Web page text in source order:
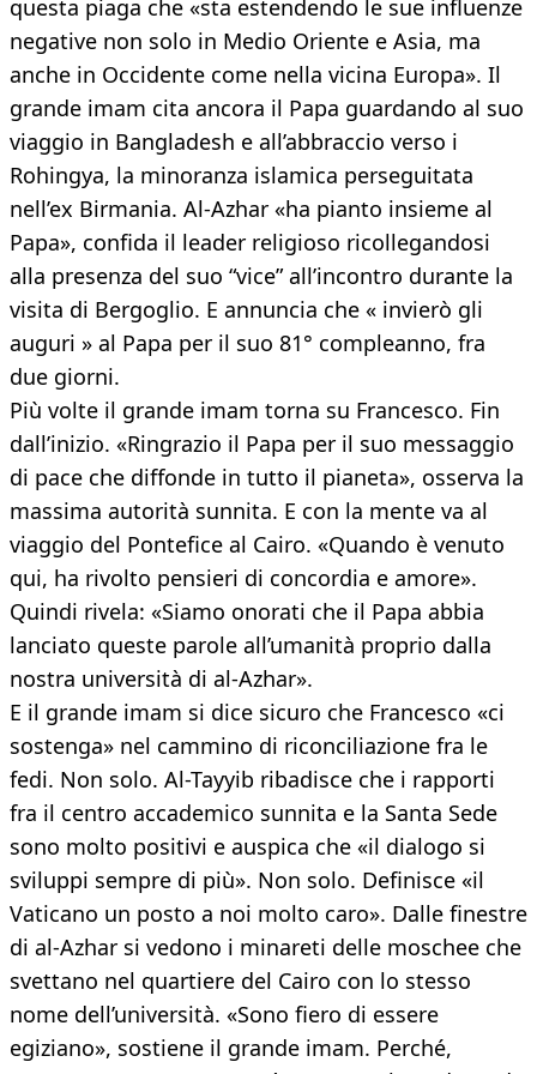
questa piaga che «sta estendendo le sue influenze
negative non solo in Medio Oriente e Asia, ma
anche in Occidente come nella vicina Europa». Il
grande imam cita ancora il Papa guardando al suo
viaggio in Bangladesh e all’abbraccio verso i
Rohingya, la minoranza islamica perseguitata
nell’ex Birmania. Al-Azhar «ha pianto insieme al
Papa», confida il leader religioso ricollegandosi
alla presenza del suo “vice” all’incontro durante la
visita di Bergoglio. E annuncia che « invierò gli
auguri » al Papa per il suo 81° compleanno, fra
due giorni.
Più volte il grande imam torna su Francesco. Fin
dall’inizio. «Ringrazio il Papa per il suo messaggio
di pace che diffonde in tutto il pianeta», osserva la
massima autorità sunnita. E con la mente va al
viaggio del Pontefice al Cairo. «Quando è venuto
qui, ha rivolto pensieri di concordia e amore».
Quindi rivela: «Siamo onorati che il Papa abbia
lanciato queste parole all’umanità proprio dalla
nostra università di al-Azhar».
E il grande imam si dice sicuro che Francesco «ci
sostenga» nel cammino di riconciliazione fra le
fedi. Non solo. Al-Tayyib ribadisce che i rapporti
fra il centro accademico sunnita e la Santa Sede
sono molto positivi e auspica che «il dialogo si
sviluppi sempre di più». Non solo. Definisce «il
Vaticano un posto a noi molto caro». Dalle finestre
di al-Azhar si vedono i minareti delle moschee che
svettano nel quartiere del Cairo con lo stesso
nome dell’università. «Sono fiero di essere
egiziano», sostiene il grande imam. Perché,